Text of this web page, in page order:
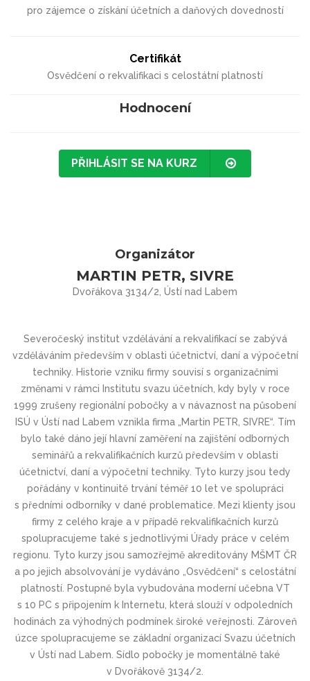
pro zájemce o získání účetních a daňových dovedností
Certifikát
Osvědčení o rekvalifikaci s celostátní platností
Hodnocení
PŘIHLÁSIT SE NA KURZ
Organizátor
MARTIN PETR, SIVRE
Dvořákova 3134/2, Ústí nad Labem
Severočeský institut vzdělávání a rekvalifikací se zabývá
vzděláváním především v oblasti účetnictví, daní a výpočetní
techniky. Historie vzniku firmy souvisí s organizačními
změnami v rámci Institutu svazu účetních, kdy byly v roce
1999 zrušeny regionální pobočky a v návaznost na působení
ISÚ v Ústí nad Labem vznikla firma „Martin PETR, SIVRE“. Tím
bylo také dáno její hlavní zaměření na zajištění odborných
seminářů a rekvalifikačních kurzů především v oblasti
účetnictví, daní a výpočetní techniky. Tyto kurzy jsou tedy
pořádány v kontinuitě trvání téměř 10 let ve spolupráci
s předními odborníky v dané problematice. Mezi klienty jsou
firmy z celého kraje a v případě rekvalifikačních kurzů
spolupracujeme také s jednotlivými Úřady práce v celém
regionu. Tyto kurzy jsou samozřejmě akreditovány MŠMT ČR
a po jejich absolvování je vydáváno „Osvědčení“ s celostátní
platností. Postupně byla vybudována moderní učebna VT
s 10 PC s připojením k Internetu, která slouží v odpoledních
hodinách za výhodných podmínek široké veřejnosti. Zároveň
úzce spolupracujeme se základní organizací Svazu účetních
v Ústí nad Labem. Sídlo pobočky je momentálně také
v Dvořákově 3134/2.